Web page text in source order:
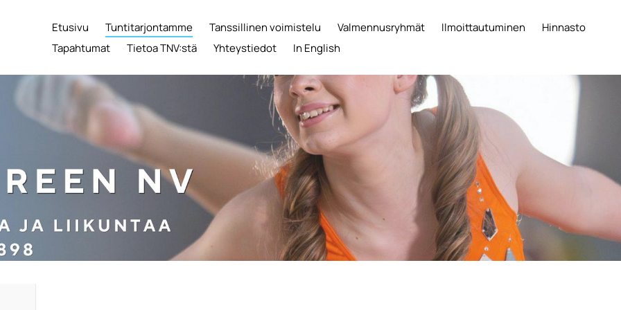
Etusivu Tuntitarjontamme Tanssillinen voimistelu Valmennusryhmät Ilmoittautuminen
Hinnasto
Tapahtumat
Tietoa TNV:stä Yhteystiedot In English